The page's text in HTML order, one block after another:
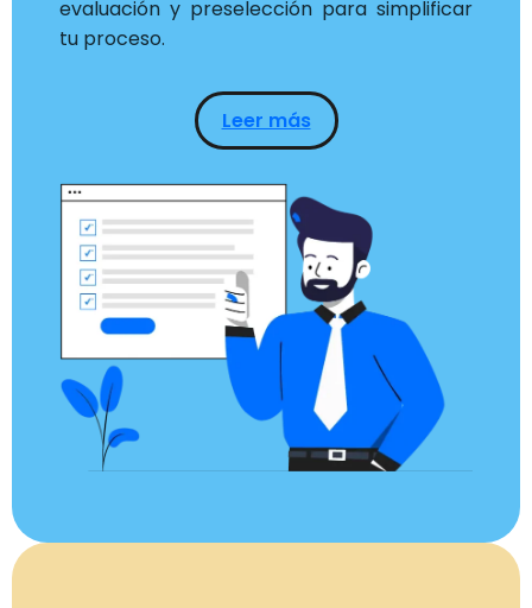
evaluación y preselección para simplificar
tu proceso.
Leer más